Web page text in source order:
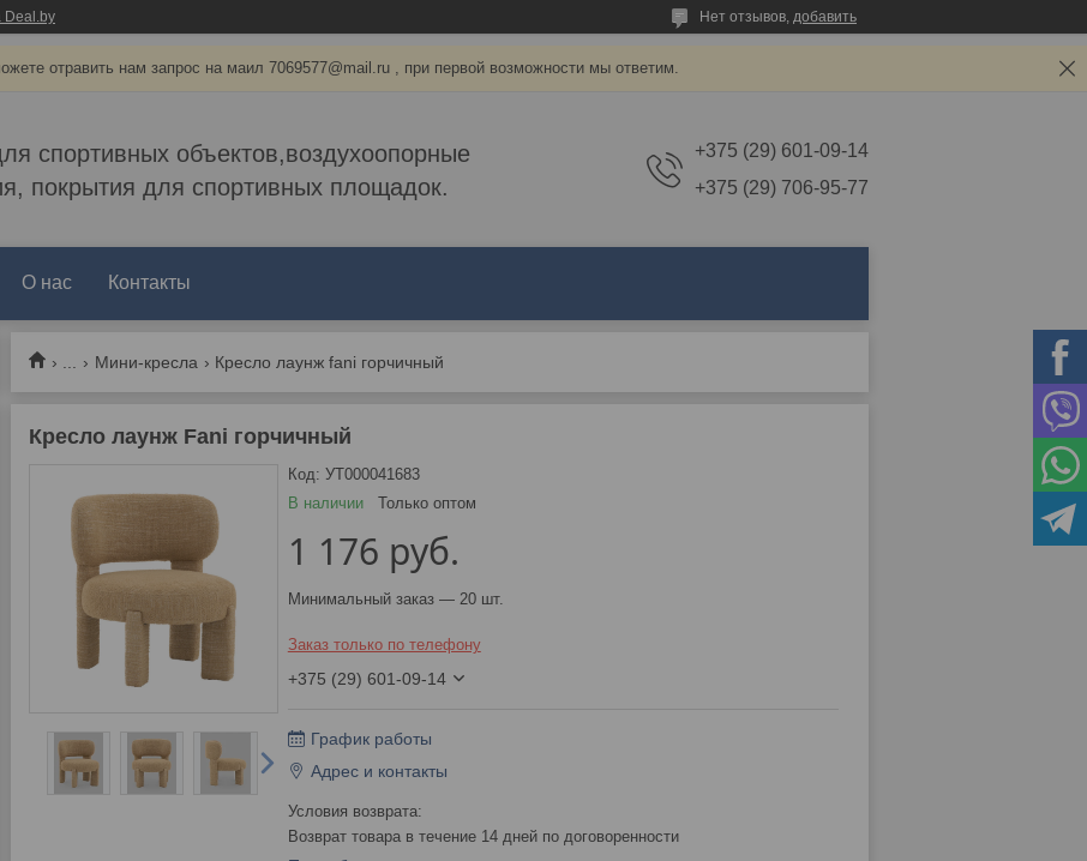
Deal.by Нет отзывов, добавить
отравить нам запрос на маил 7069577@mail.ru , при первой возможности мы ответим.
спортивных объектов,воздухоопорные
покрытия для спортивных площадок.
+375 (29) 601-09-14
+375 (29) 706-95-77
О нас Контакты
Мини-кресла Кресло лаунж fani горчичный
Кресло лаунж Fani горчичный
В наличии Только оптом
Код: УТ000041683
1 176 руб.
Минимальный заказ — 20 шт.
Заказ только по телефону
+375 (29) 601-09-14
График работы
Адрес и контакты
возврат товара в течение 14 дней по договоренности